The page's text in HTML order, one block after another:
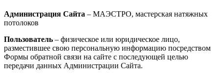
Администрация Сайта – МАЭСТРО, мастерская натяжных
потолоков
Пользователь – физическое или юридическое лицо,
разместившее свою персональную информацию посредством
Формы обратной связи на сайте с последующей целью
передачи данных Администрации Сайта.